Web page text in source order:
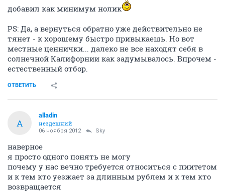
добавил как минимум нолик
PS: Да, а вернуться обратно уже действительно не
тянет - к хорошему быстро привыкаешь. Но вот
местные ценнички... далеко не все находят себя в
солнечной Калифорнии как задумывалось. Впрочем -
естественный отбор.
ОТВЕТИТЬ
A
alladin
нездешний
06 ноября 2012 Sky
наверное
я просто одного понять не могу
почему у нас вечно требуется относиться с пиитетом
и к тем кто уезжает за длинным рублем и к тем кто
возвращается